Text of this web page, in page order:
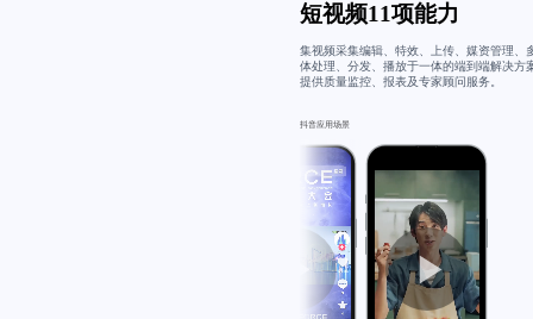
短视频11项能力
集视频采集编辑、特效、上传、媒资管理、
体处理、分发、播放于一体的端到端解决方
提供质量监控、报表及专家顾问服务。
抖音应用场景